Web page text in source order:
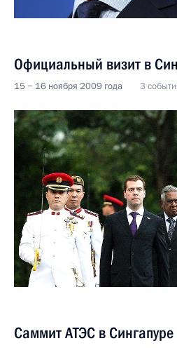
Официальный визит в
15 − 16 ноября 2009 года 3
Саммит АТЭС в Сингапуре